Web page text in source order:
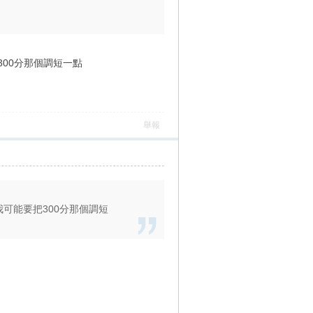
分那個調短一點
舉報
能要把300分那個調短